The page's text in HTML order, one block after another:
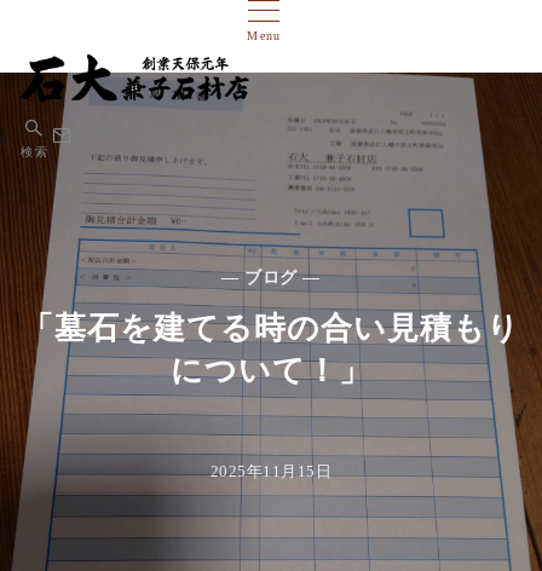
Menu
検索
— ブログ —
「墓石を建てる時の合い見積もり
について！」
2025年11月15日